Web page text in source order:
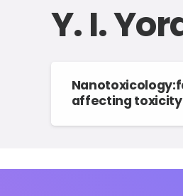
Y. I.
affecting toxicity